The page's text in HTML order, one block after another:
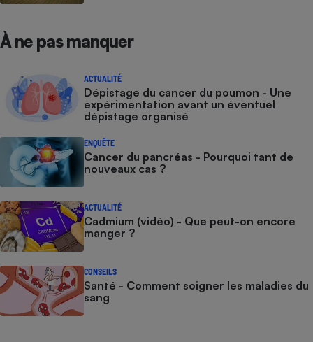
À ne pas manquer
ACTUALITÉ
Dépistage du cancer du poumon - Une
expérimentation avant un éventuel
dépistage organisé
ENQUÊTE
Cancer du pancréas - Pourquoi tant de
nouveaux cas ?
ACTUALITÉ
Cadmium (vidéo) - Que peut-on encore
manger ?
CONSEILS
Santé - Comment soigner les maladies du
sang